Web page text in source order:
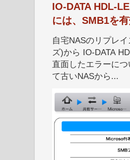
IO-DATA HDL-
には、SMB1を
自宅NASのリプレ
ズ)から IO-DATA
直面したエラーに
て古いNASから...